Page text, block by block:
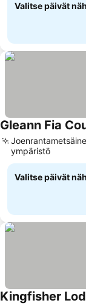
Valitse päivät
Gleann Fia
ympäristö
Valitse päivät
Kingfisher